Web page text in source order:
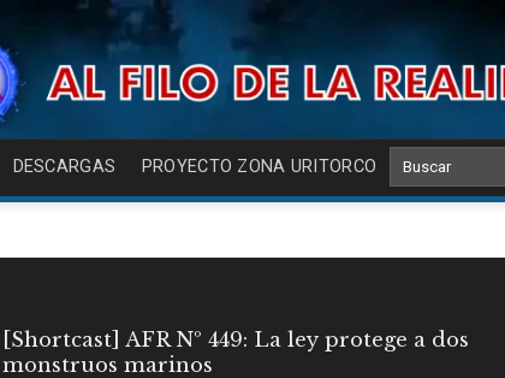
DESCARGAS PROYECTO ZONA URITORCO
[Shortcast] AFR Nº 449: La ley protege a dos
monstruos marinos